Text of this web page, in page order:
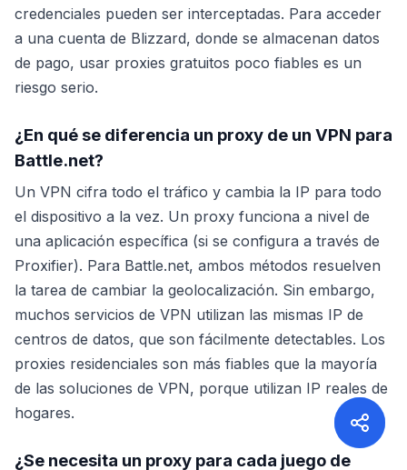
credenciales pueden ser interceptadas. Para acceder
a una cuenta de Blizzard, donde se almacenan datos
de pago, usar proxies gratuitos poco fiables es un
riesgo serio.
¿En qué se diferencia un proxy de un VPN para
Battle.net?
Un VPN cifra todo el tráfico y cambia la IP para todo
el dispositivo a la vez. Un proxy funciona a nivel de
una aplicación específica (si se configura a través de
Proxifier). Para Battle.net, ambos métodos resuelven
la tarea de cambiar la geolocalización. Sin embargo,
muchos servicios de VPN utilizan las mismas IP de
centros de datos, que son fácilmente detectables. Los
proxies residenciales son más fiables que la mayoría
de las soluciones de VPN, porque utilizan IP reales de
hogares.
¿Se necesita un proxy para cada juego de